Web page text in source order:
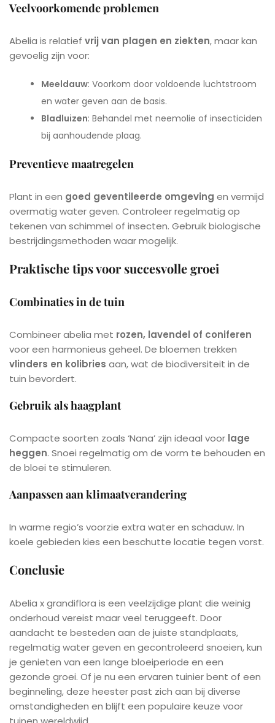
Veelvoorkomende problemen
Abelia is relatief vrij van plagen en ziekten, maar kan
gevoelig zijn voor:
Meeldauw: Voorkom door voldoende luchtstroom
en water geven aan de basis.
Bladluizen: Behandel met neemolie of insecticiden
bij aanhoudende plaag.
Preventieve maatregelen
Plant in een goed geventileerde omgeving en vermijd
overmatig water geven. Controleer regelmatig op
tekenen van schimmel of insecten. Gebruik biologische
bestrijdingsmethoden waar mogelijk.
Praktische tips voor succesvolle groei
Combinaties in de tuin
Combineer abelia met rozen, lavendel of coniferen
voor een harmonieus geheel. De bloemen trekken
vlinders en kolibries aan, wat de biodiversiteit in de
tuin bevordert.
Gebruik als haagplant
Compacte soorten zoals ‘Nana’ zijn ideaal voor lage
heggen. Snoei regelmatig om de vorm te behouden en
de bloei te stimuleren.
Aanpassen aan klimaatverandering
In warme regio’s voorzie extra water en schaduw. In
koele gebieden kies een beschutte locatie tegen vorst.
Conclusie
Abelia x grandiflora is een veelzijdige plant die weinig
onderhoud vereist maar veel teruggeeft. Door
aandacht te besteden aan de juiste standplaats,
regelmatig water geven en gecontroleerd snoeien, kun
je genieten van een lange bloeiperiode en een
gezonde groei. Of je nu een ervaren tuinier bent of een
beginneling, deze heester past zich aan bij diverse
omstandigheden en blijft een populaire keuze voor